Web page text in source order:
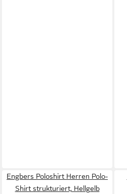
Engbers Poloshirt Herren Polo-
Shirt strukturiert, Hellgelb